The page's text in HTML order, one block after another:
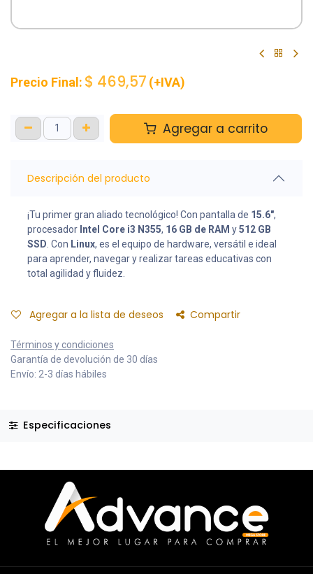
Precio Final: $ 469,57 (+IVA)
Agregar a carrito
Descripción del producto
¡Tu primer gran aliado tecnológico! Con pantalla de 15.6",
procesador Intel Core i3 N355, 16 GB de RAM y512 GB
SSD . Con Linux, es el equipo de hardware, versátil e ideal
para aprender, navegar y realizar tareas educativas con
total agilidad y fluidez.
Agregar a la lista de deseos Compartir
Términos y condiciones
Garantía de devolución de 30 días
Envío: 2-3 días hábiles
Especificaciones